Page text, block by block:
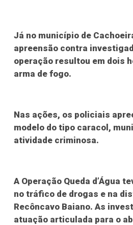
Já no município de
apreensão contra
operação resultou em dois
arma de fogo.
Nas ações, os policiais
modelo do tipo caracol,
atividade criminosa.
A Operação Queda d’Água
no tráfico de drogas e na
Recôncavo Baiano. As
atuação articulada para o